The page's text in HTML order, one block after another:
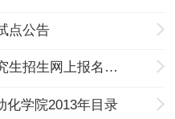
点公告
2015年重庆理工大学硕士研究生招生网上报名公告
化学院2013年目录